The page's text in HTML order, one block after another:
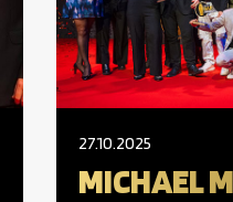
27.10.2025
MICHAEL